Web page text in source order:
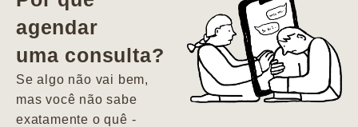
encontrou num
estado misto de
depressão e
agitação com
pensamentos
agendar
uma consulta?
Se algo não vai bem,
mas você não sabe
exatamente o quê -